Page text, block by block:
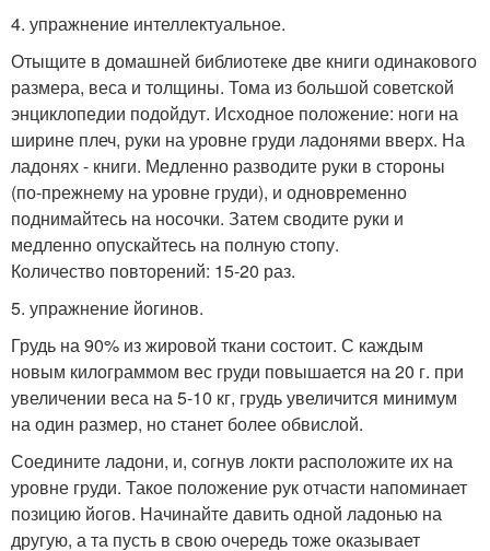
4. упражнение интеллектуальное.
Отыщите в домашней библиотеке две книги одинакового
размера, веса и толщины. Тома из большой советской
энциклопедии подойдут. Исходное положение: ноги на
ширине плеч, руки на уровне груди ладонями вверх. На
ладонях - книги. Медленно разводите руки в стороны
(по-прежнему на уровне груди), и одновременно
поднимайтесь на носочки. Затем сводите руки и
медленно опускайтесь на полную стопу.
Количество повторений: 15-20 раз.
5. упражнение йогинов.
Грудь на 90% из жировой ткани состоит. С каждым
новым килограммом вес груди повышается на 20 г. при
увеличении веса на 5-10 кг, грудь увеличится минимум
на один размер, но станет более обвислой.
Соедините ладони, и, согнув локти расположите их на
уровне груди. Такое положение рук отчасти напоминает
позицию йогов. Начинайте давить одной ладонью на
другую, а та пусть в свою очередь тоже оказывает